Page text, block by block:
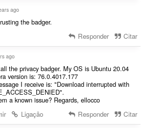
ago
the badger.
Responder Citar
ago
the privacy badger. My OS is Ubuntu 20.04
version is: 76.0.4017.177
I receive is: "Download interrupted with
a known issue? Regards, ellocco
Ligação Responder Citar